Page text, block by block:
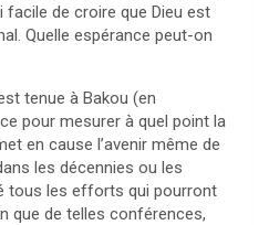
facile de croire que Dieu est
Quelle espérance peut-on
tenue à Bakou (en
pour mesurer à quel point la
en cause l’avenir même de
les décennies ou les
tous les efforts qui pourront
que de telles conférences,